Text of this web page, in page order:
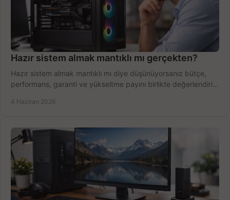
Hazır sistem almak mantıklı mı gerçekten?
Hazır sistem almak mantıklı mı diye düşünüyorsanız bütçe,
performans, garanti ve yükseltme payını birlikte değerlendirin,
4 Haziran 2026